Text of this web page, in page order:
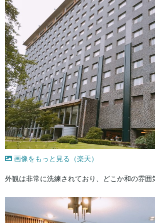
画像をもっと見る（楽天）
外観は非常に洗練されており、どこか和の雰囲